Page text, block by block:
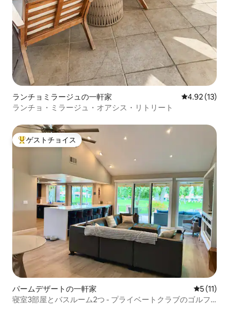
ランチョミラージュの一軒家 レビュー13
4.92 (13)
ランチョ・ミラージュ・オアシス・リトリート
大好評のゲストチョイスです。
ゲストチョイス
パームデザートの一軒家 レビュー
5 (11)
寝室3部屋とバスルーム2つ - プライベートクラブのゴルフ